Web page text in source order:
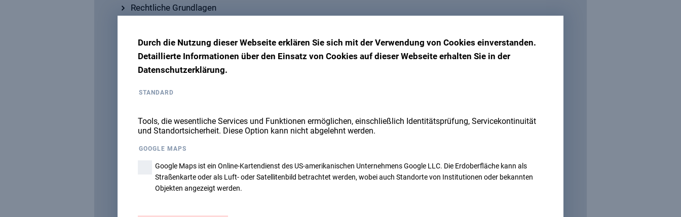
Rechtliche Grundlagen
Sturzphysik,
Aufstiegs- und Abseilverfahren, Sicherungstechnik, Seilwechsel, Behelfsaufstieg mittels Klemmknotenschlingen,
Abseilen über eine Kante,
Notfälle im Seil (Hängetrauma / orthostatischer Schock und deren Folgen, Organisation des Notrufs und der
Rettung, verschiedene Rettungstechniken nach unten)
Durch die Nutzung dieser Webseite erklären Sie sich mit der Verwendung von Cookies einverstanden.
Detaillierte Informationen über den Einsatz von Cookies auf dieser Webseite erhalten Sie in der
Datenschutzerklärung.
STANDARD
Tools, die wesentliche Services und Funktionen ermöglichen, einschließlich Identitätsprüfung, Servicekontinuität
und Standortsicherheit. Diese Option kann nicht abgelehnt werden.
GOOGLE MAPS
Google Maps ist ein Online-Kartendienst des US-amerikanischen Unternehmens Google LLC. Die Erdoberfläche kann als
Straßenkarte oder als Luft- oder Satellitenbild betrachtet werden, wobei auch Standorte von Institutionen oder bekannten
Objekten angezeigt werden.